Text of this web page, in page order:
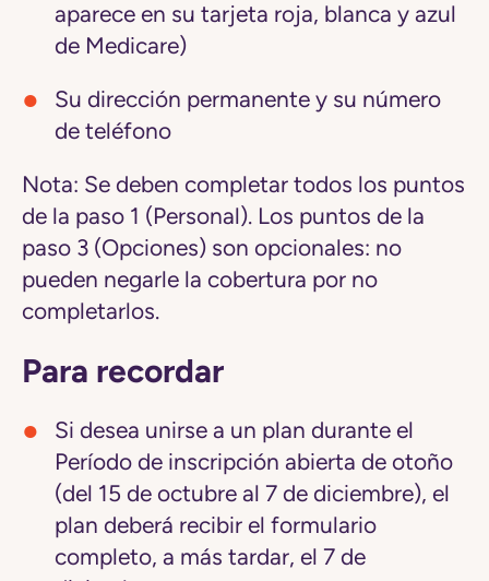
aparece en su tarjeta roja, blanca y azul
de Medicare)
Su dirección permanente y su número
de teléfono
Nota: Se deben completar todos los puntos
de la paso 1 (Personal). Los puntos de la
paso 3 (Opciones) son opcionales: no
pueden negarle la cobertura por no
completarlos.
Para recordar
Si desea unirse a un plan durante el
Período de inscripción abierta de otoño
(del 15 de octubre al 7 de diciembre), el
plan deberá recibir el formulario
completo, a más tardar, el 7 de